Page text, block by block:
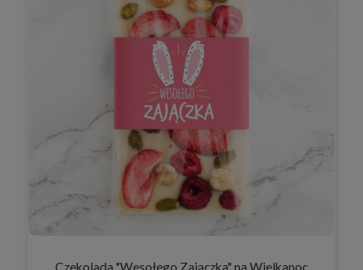
Czekolada "Wesołego Zajączka" na Wielkanoc